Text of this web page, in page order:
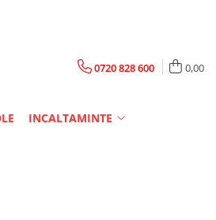
0720 828 600 0,00
INCALTAMINTE